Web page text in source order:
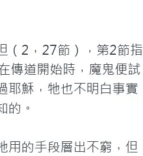
（2，27節），第2節指
傳道開始時，魔鬼便試
耶穌，牠也不明白事實
的。
用的手段層出不窮，但